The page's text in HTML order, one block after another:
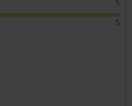
5
5